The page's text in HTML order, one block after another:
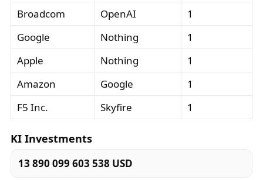
Broadcom OpenAI
1
Google
Nothing
1
Apple
Nothing
1
Amazon
Google
1
F5 Inc.
Skyfire 1
KI Investments
13 890 099 603 538 USD